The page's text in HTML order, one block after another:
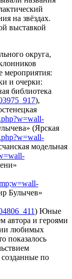
на звёздах.
выставкой
округа,
мероприятия:
и очерки:
библиотека
),
(Ярская
модельная
Булычев»
) Юные
автора и героями
любимых
показалось
по